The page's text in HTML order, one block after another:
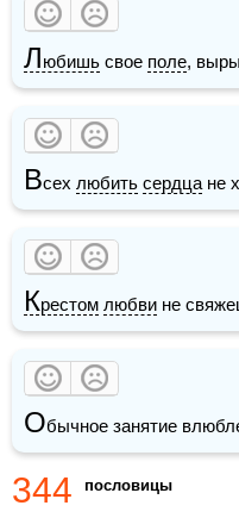
Любишь свое поле,
Всех любить сердца не
Крестом любви не
Обычное занятие
344 пословицы